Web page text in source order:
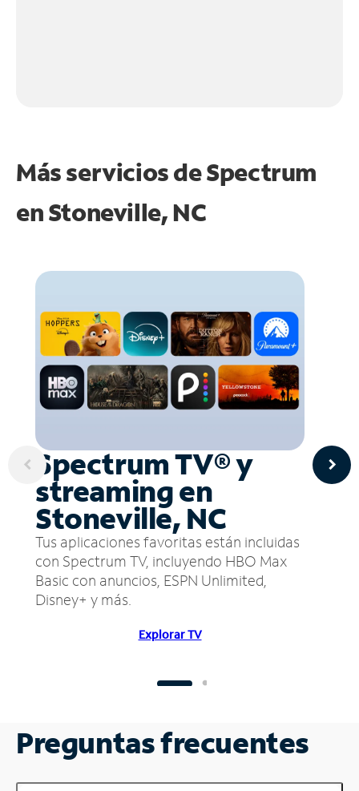
Más servicios de Spectrum
enStoneville, NC
Spectrum TV® y
streaming en
Stoneville, NC
Tus aplicaciones favoritas están incluidas
con Spectrum TV, incluyendo HBO Max
Basic con anuncios, ESPN Unlimited,
Disney+ y más.
Explorar TV
Preguntas frecuentes